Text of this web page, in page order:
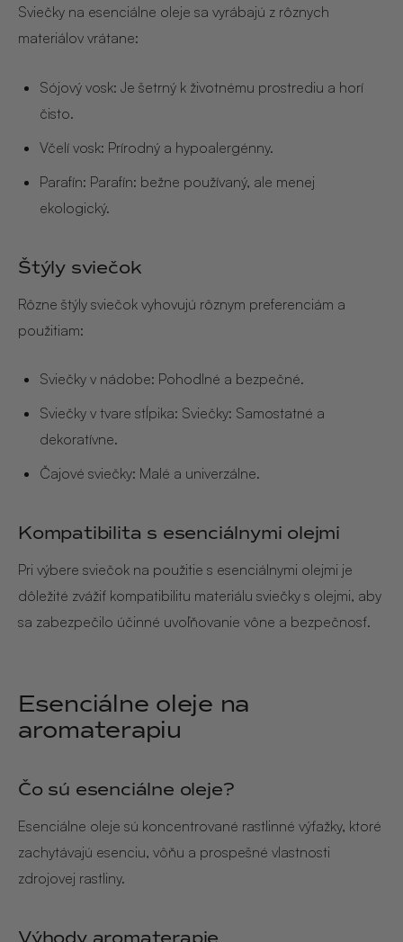
Sviečky na esenciálne oleje sa vyrábajú z rôznych
materiálov vrátane:
Sójový vosk: Je šetrný k životnému prostrediu a horí
čisto.
Včelí vosk: Prírodný a hypoalergénny.
Parafín: Parafín: bežne používaný, ale menej
ekologický.
Štýly sviečok
Rôzne štýly sviečok vyhovujú rôznym preferenciám a
použitiam:
Sviečky v nádobe: Pohodlné a bezpečné.
Sviečky v tvare stĺpika: Sviečky: Samostatné a
dekoratívne.
Čajové sviečky: Malé a univerzálne.
Kompatibilita s esenciálnymi olejmi
Pri výbere sviečok na použitie s esenciálnymi olejmi je
dôležité zvážiť kompatibilitu materiálu sviečky s olejmi, aby
sa zabezpečilo účinné uvoľňovanie vône a bezpečnosť.
Esenciálne oleje na
aromaterapiu
Čo sú esenciálne oleje?
Esenciálne oleje sú koncentrované rastlinné výťažky, ktoré
zachytávajú esenciu, vôňu a prospešné vlastnosti
zdrojovej rastliny.
Výhody aromaterapie